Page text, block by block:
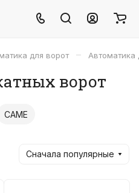
для ворот – Автоматика
ворот
CAME
Сначала популярные